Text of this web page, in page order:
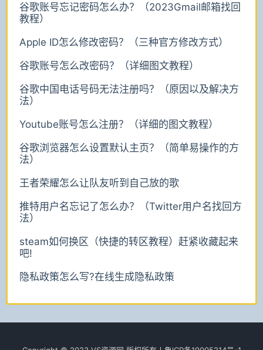
谷歌账号忘记密码怎么办？（2023Gmail邮箱找回
教程）
Apple ID怎么修改密码？（三种官方修改方式）
谷歌账号怎么改密码？（详细图文教程）
谷歌中国电话号码无法注册吗？（原因以及解决方
法）
Youtube账号怎么注册？（详细的图文教程）
谷歌浏览器怎么设置默认主页？（简单易操作的方
法）
王者荣耀怎么让队友听到自己放的歌
推特用户名忘记了怎么办？（Twitter用户名找回方
法）
steam如何换区（快捷的转区教程）赶紧收藏起来
吧!
隐私政策怎么写?在线生成隐私政策